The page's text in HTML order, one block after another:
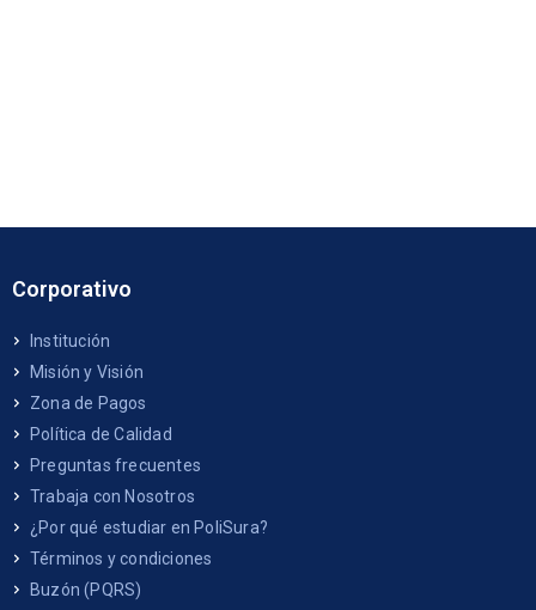
Corporativo
Institución
Misión y Visión
Zona de Pagos
Política de Calidad
Preguntas frecuentes
Trabaja con Nosotros
¿Por qué estudiar en PoliSura?
Términos y condiciones
Buzón (PQRS)